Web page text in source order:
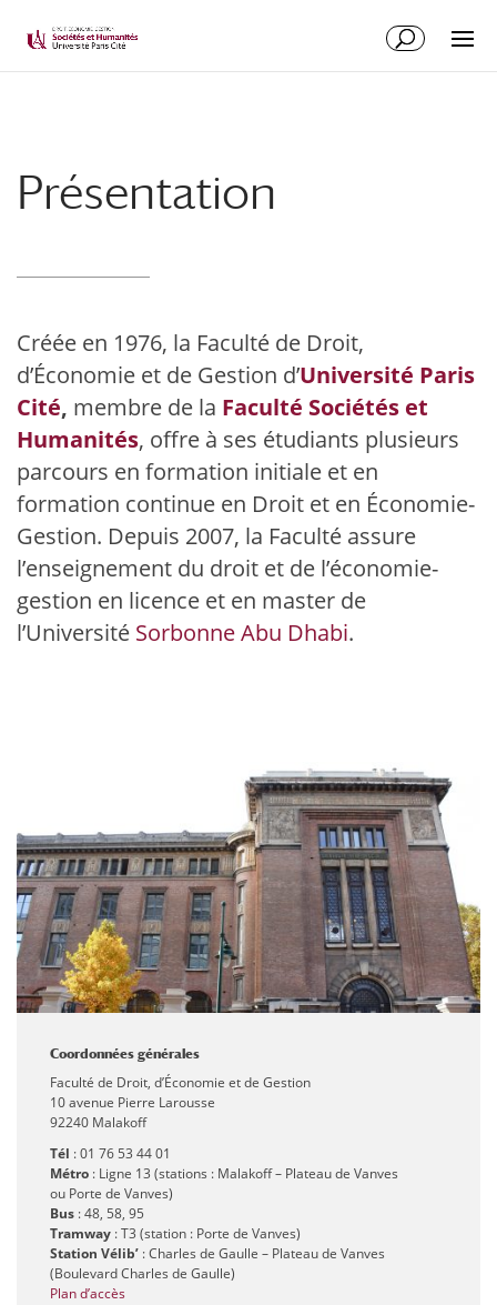
Présentation
Créée en 1976, la Faculté de Droit,
d’Économie et de Gestion d’Université Paris
Cité, membre de la Faculté Sociétés et
Humanités, offre à ses étudiants plusieurs
parcours en formation initiale et en
formation continue en Droit et en Économie-
Gestion. Depuis 2007, la Faculté assure
l’enseignement du droit et de l’économie-
gestion en licence et en master de
l’Université Sorbonne Abu Dhabi.
Coordonnées générales
Faculté de Droit, d’Économie et de Gestion
10 avenue Pierre Larousse
92240 Malakoff
Tél : 01 76 53 44 01
Métro : Ligne 13 (stations : Malakoff – Plateau de Vanves
ou Porte de Vanves)
Bus : 48, 58, 95
Tramway : T3 (station : Porte de Vanves)
Station Vélib’ : Charles de Gaulle – Plateau de Vanves
(Boulevard Charles de Gaulle)
Plan d’accès